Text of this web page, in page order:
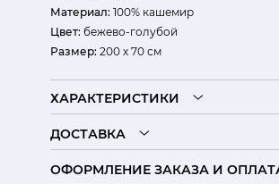
Материал: 100% кашемир
Цвет: бежево-голубой
Размер: 200 х 70 см
ХАРАКТЕРИСТИКИ
ДОСТАВКА
ОФОРМЛЕНИЕ ЗАКАЗА И